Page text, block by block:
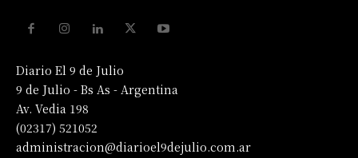
Diario El 9 de Julio
9 de Julio - Bs As - Argentina
Av. Vedia 198
(02317) 521052
administracion@diarioel9dejulio.com.ar